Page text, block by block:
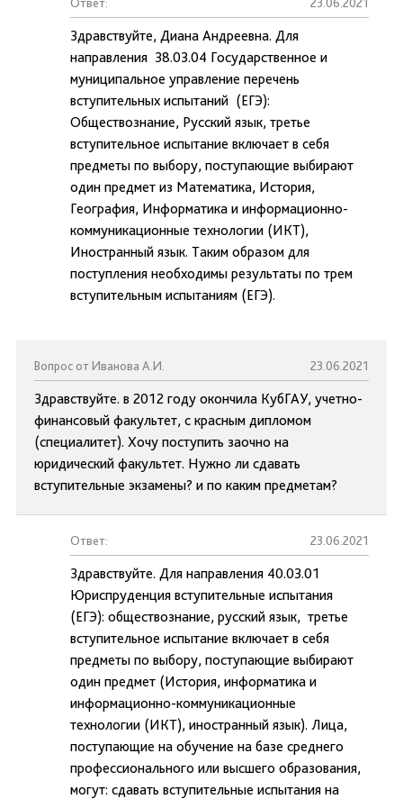
Здравствуйте, Диана Андреевна. Для
направления 38.03.04 Государственное и
муниципальное управление перечень
вступительных испытаний (ЕГЭ):
Обществознание, Русский язык, третье
вступительное испытание включает в себя
предметы по выбору, поступающие выбирают
один предмет из Математика, История,
География, Информатика и информационно-
коммуникационные технологии (ИКТ),
Иностранный язык. Таким образом для
поступления необходимы результаты по трем
вступительным испытаниям (ЕГЭ).
Вопрос от Иванова А.И. 23.06.2021
Здравствуйте. в 2012 году окончила КубГАУ, учетно-
финансовый факультет, с красным дипломом
(специалитет). Хочу поступить заочно на
юридический факультет. Нужно ли сдавать
вступительные экзамены? и по каким предметам?
Ответ: 23.06.2021
Здравствуйте. Для направления 40.03.01
Юриспруденция вступительные испытания
(ЕГЭ): обществознание, русский язык, третье
вступительное испытание включает в себя
предметы по выбору, поступающие выбирают
один предмет (История, информатика и
информационно-коммуникационные
технологии (ИКТ), иностранный язык). Лица,
поступающие на обучение на базе среднего
профессионального или высшего образования,
могут: сдавать вступительные испытания на